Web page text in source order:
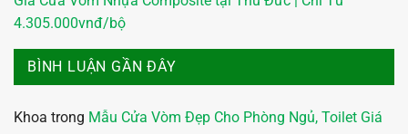
4.305.000vnđ/bộ
BÌNH LUẬN GẦN ĐÂY
Khoa trong Mẫu Cửa Vòm Đẹp Cho Phòng Ngủ, Toilet Giá